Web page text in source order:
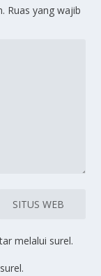
Ruas yang wajib
melalui surel.